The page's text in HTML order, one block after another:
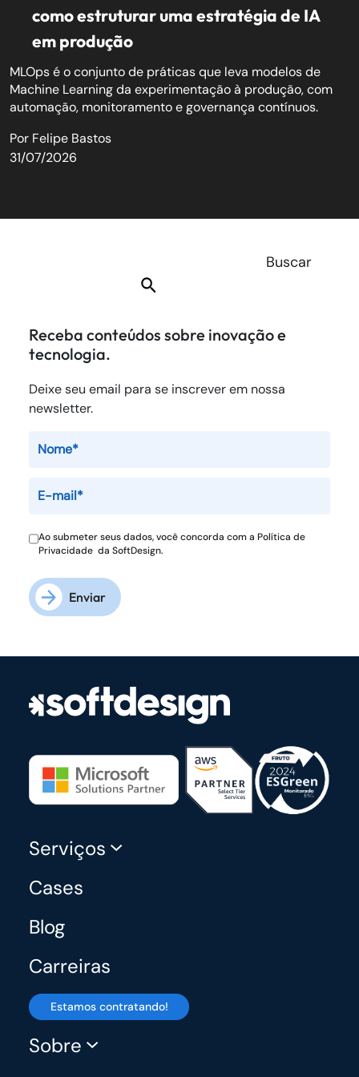
como estruturar uma estratégia de IA
em produção
MLOps é o conjunto de práticas que leva modelos de
Machine Learning da experimentação à produção, com
automação, monitoramento e governança contínuos.
Por Felipe Bastos
31/07/2026
Receba conteúdos sobre inovação e
tecnologia.
Deixe seu email para se inscrever em nossa
newsletter.
Ao submeter seus dados, você concorda com a Política de
Privacidade da SoftDesign.
Enviar
Serviços
Cases
Blog
Carreiras
Estamos contratando!
Sobre